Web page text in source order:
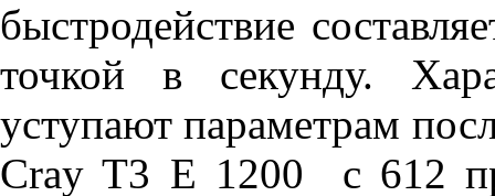
быстродействие
точкой в секунду.
уступают параметрам
Cray T3 E 1200 c 612